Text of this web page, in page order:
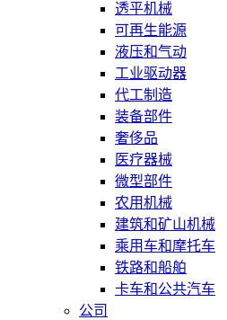
透平机械
可再生能源
液压和气动
工业驱动器
代工制造
装备部件
奢侈品
医疗器械
微型部件
农用机械
建筑和矿山机械
乘用车和摩托车
铁路和船舶
卡车和公共汽车
公司